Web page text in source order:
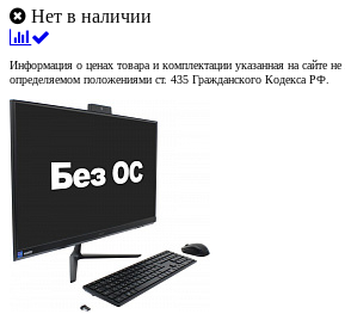
Нет в наличии
Информация о ценах товара и комплектации указанная на сайте
определяемом положениями ст. 435 Гражданского Кодекса РФ.